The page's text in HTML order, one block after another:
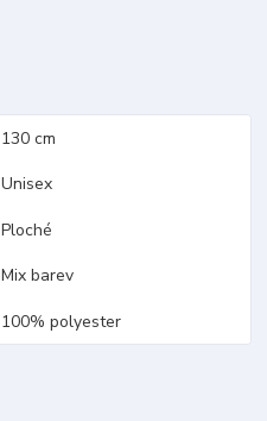
130 cm
Unisex
Ploché
Mix barev
100% polyester